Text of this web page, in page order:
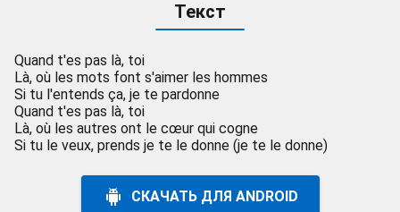
Текст
Quand t'es pas là, toi
Là, où les mots font s'aimer les hommes
Si tu l'entends ça, je te pardonne
Quand t'es pas là, toi
Là, où les autres ont le cœur qui cogne
Si tu le veux, prends je te le donne (je te le donne)
СКАЧАТЬ ДЛЯ ANDROID